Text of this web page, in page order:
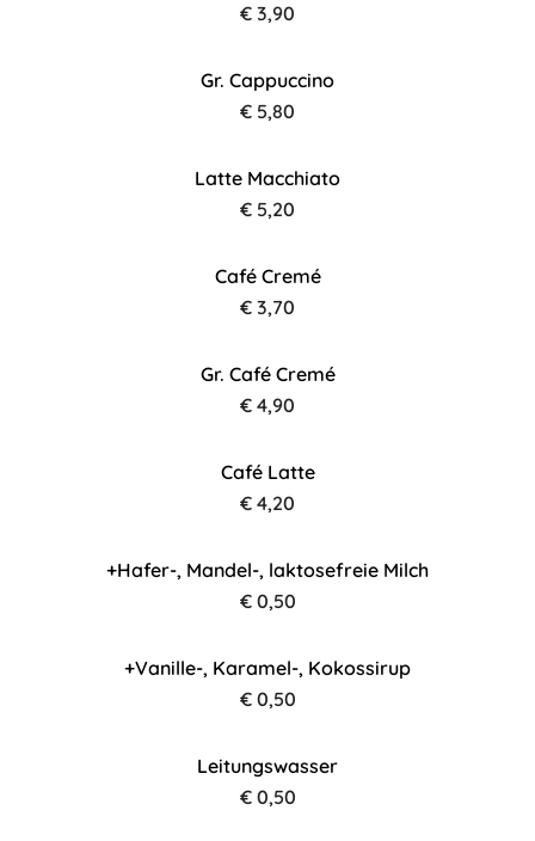
€ 3,90
Gr. Cappuccino
€ 5,80
Latte Macchiato
€ 5,20
Café Cremé
€ 3,70
Gr. Café Cremé
€ 4,90
Café Latte
€ 4,20
+Hafer-, Mandel-, laktosefreie Milch
€ 0,50
+Vanille-, Karamel-, Kokossirup
€ 0,50
Leitungswasser
€ 0,50